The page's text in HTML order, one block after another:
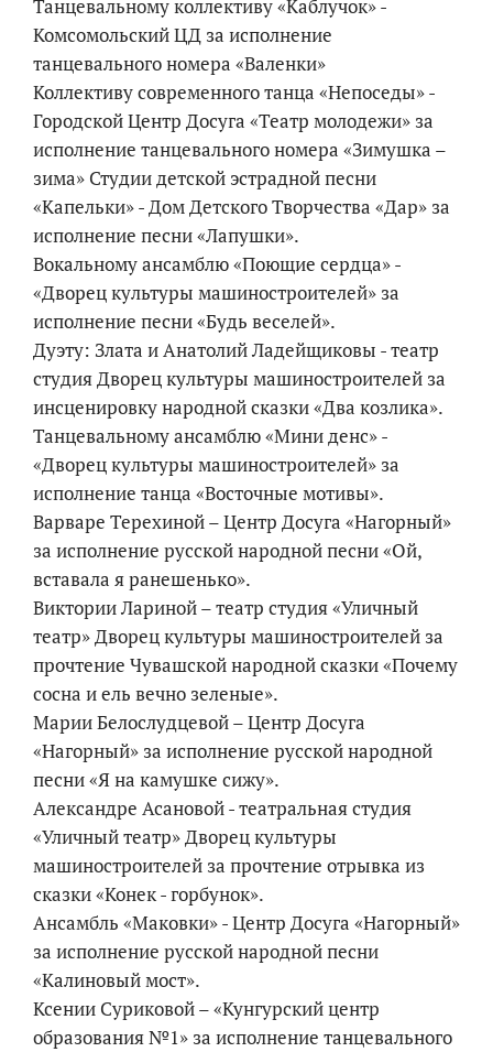
Танцевальному коллективу «Каблучок» -
Комсомольский ЦД за исполнение
танцевального номера «Валенки»
Коллективу современного танца «Непоседы» -
Городской Центр Досуга «Театр молодежи» за
исполнение танцевального номера «Зимушка –
зима» Студии детской эстрадной песни
«Капельки» - Дом Детского Творчества «Дар» за
исполнение песни «Лапушки».
Вокальному ансамблю «Поющие сердца» -
«Дворец культуры машиностроителей» за
исполнение песни «Будь веселей».
Дуэту: Злата и Анатолий Ладейщиковы - театр
студия Дворец культуры машиностроителей за
инсценировку народной сказки «Два козлика».
Танцевальному ансамблю «Мини денс» -
«Дворец культуры машиностроителей» за
исполнение танца «Восточные мотивы».
Варваре Терехиной – Центр Досуга «Нагорный»
за исполнение русской народной песни «Ой,
вставала я ранешенько».
Виктории Лариной – театр студия «Уличный
театр» Дворец культуры машиностроителей за
прочтение Чувашской народной сказки «Почему
сосна и ель вечно зеленые».
Марии Белослудцевой – Центр Досуга
«Нагорный» за исполнение русской народной
песни «Я на камушке сижу».
Александре Асановой - театральная студия
«Уличный театр» Дворец культуры
машиностроителей за прочтение отрывка из
сказки «Конек - горбунок».
Ансамбль «Маковки» - Центр Досуга «Нагорный»
за исполнение русской народной песни
«Калиновый мост».
Ксении Суриковой – «Кунгурский центр
образования №1» за исполнение танцевального